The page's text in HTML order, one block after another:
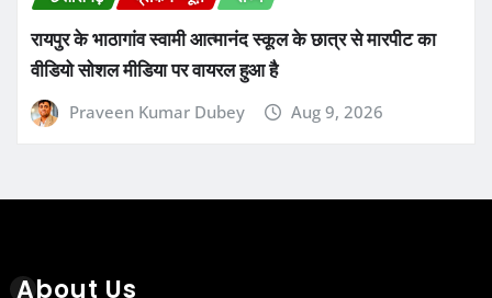
रायपुर के भाठागांव स्वामी आत्मानंद स्कूल के छात्र से मारपीट का
वीडियो सोशल मीडिया पर वायरल हुआ है
Praveen Kumar Dubey Aug 9, 2026
About Us